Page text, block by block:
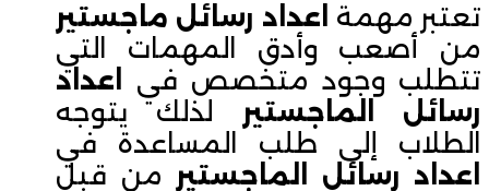
تعتبر مهمة اعداد رسائل ماجستير
من أصعب وأدق المهمات التي
تتطلب وجود متخصص في
اعداد
رسائل الماجستير
لذلك يتوجه
الطلاب إلى طلب المساعدة في
اعداد رسائل الماجستير من قبل